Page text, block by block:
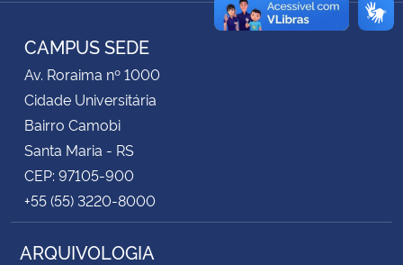
Secretaria-Geral
Advocacia-Geral da União
CAMPUS SEDE
Av. Roraima nº 1000
Cidade Universitária
Bairro Camobi
Santa Maria - RS
CEP: 97105-900
+55 (55) 3220-8000
ARQUIVOLOGIA